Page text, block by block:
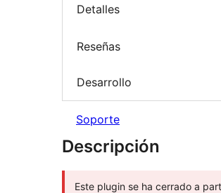
Detalles
Reseñas
Desarrollo
Soporte
Descripción
Este plugin se ha cerrado a